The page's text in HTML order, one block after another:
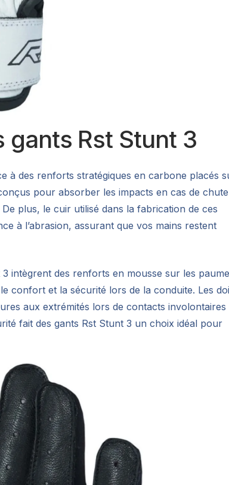
gants Rst Stunt 3
à des renforts stratégiques en carbone placés
pour absorber les impacts en cas de
plus, le cuir utilisé dans la fabrication de ces
à l’abrasion, assurant que vos mains restent
intègrent des renforts en mousse sur les
confort et la sécurité lors de la conduite. Les
aux extrémités lors de contacts involontaires
fait des gants Rst Stunt 3 un choix idéal pour